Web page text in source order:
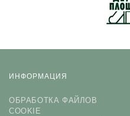
ИНФОРМАЦИЯ
ОБРАБОТКА ФАЙЛОВ
COOKIE